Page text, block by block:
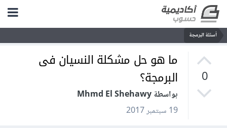
أسئلة البرمجة
0
ما هو حل مشكلة النسيان فى
البرمجة؟
بواسطة Mhmd El Shehawy
19 سبتمبر 2017